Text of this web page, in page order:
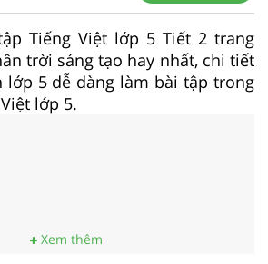
Tiếng Việt lớp 5 Tiết 2 trang
trời sáng tạo hay nhất, chi tiết
lớp 5 dễ dàng làm bài tập trong
lớp 5.
Xem thêm